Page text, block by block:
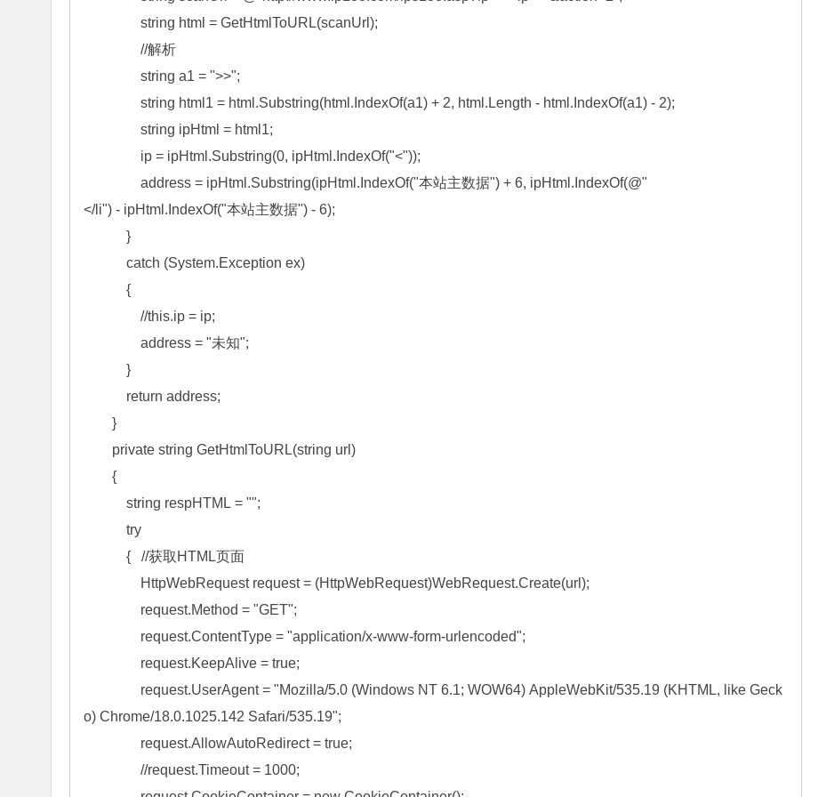
string html = GetHtmlToURL(scanUrl);
//解析
string a1 = ">>";
string html1 = html.Substring(html.IndexOf(a1) + 2, html.Length - html.IndexOf(a1) - 2);
string ipHtml = html1;
ip = ipHtml.Substring(0, ipHtml.IndexOf("<"));
address = ipHtml.Substring(ipHtml.IndexOf("本站主数据") + 6, ipHtml.IndexOf(@"
</li") - ipHtml.IndexOf("本站主数据") - 6);
}
catch (System.Exception ex)
{
//this.ip = ip;
address = "未知";
}
return address;
}
private string GetHtmlToURL(string url)
{
string respHTML = "";
try
{   //获取HTML页面
HttpWebRequest request = (HttpWebRequest)WebRequest.Create(url);
request.Method = "GET";
request.ContentType = "application/x-www-form-urlencoded";
request.KeepAlive = true;
request.UserAgent = "Mozilla/5.0 (Windows NT 6.1; WOW64) AppleWebKit/535.19 (KHTML, like Geck
o) Chrome/18.0.1025.142 Safari/535.19";
request.AllowAutoRedirect = true;
//request.Timeout = 1000;